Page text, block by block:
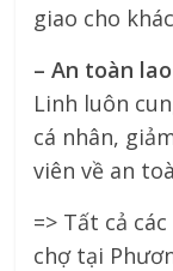
giao cho
– An toàn
Linh luôn
cá nhân,
viên về an
=> Tất cả
chợ tại